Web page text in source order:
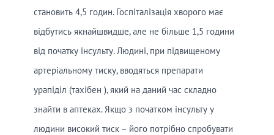
становить 4,5 годин. Госпіталізація хворого має
відбутись якнайшвидше, але не більше 1,5 години
від початку інсульту. Людині, при підвищеному
артеріальному тиску, вводяться препарати
урапіділ (тахібен ), який на даний час складно
знайти в аптеках. Якщо з початком інсульту у
людини високий тиск – його потрібно спробувати